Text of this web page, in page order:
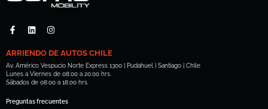
ARRIENDO DE AUTOS CHILE
Av. Américo Vespucio Norte Express 1300 | Pudahuel | Santiago | Chile
Lunes a Viernes de 08:00 a 20:00 hrs.
Sábados de 08:00 a 18:00 hrs.
Preguntas frecuentes